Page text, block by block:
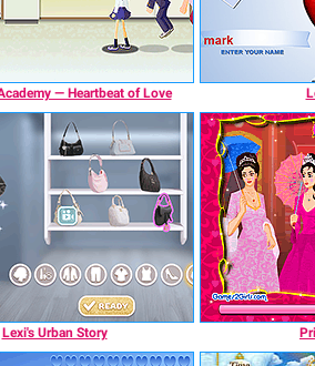
— Heartbeat of Love
Lexi's Urban Story